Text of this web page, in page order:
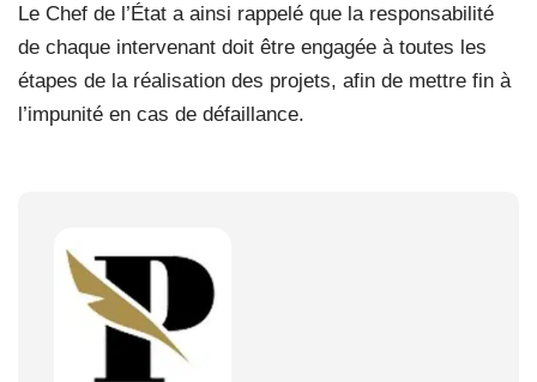
Le Chef de l’État a ainsi rappelé que la responsabilité
de chaque intervenant doit être engagée à toutes les
étapes de la réalisation des projets, afin de mettre fin à
l’impunité en cas de défaillance.